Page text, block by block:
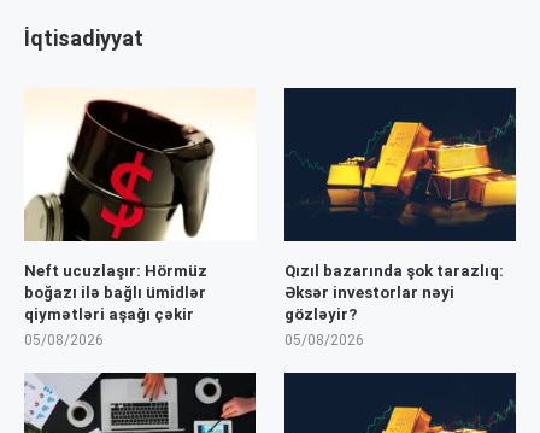
İqtisadiyyat
Neft ucuzlaşır: Hörmüz
boğazı ilə bağlı ümidlər
qiymətləri aşağı çəkir
05/08/2026
Qızıl bazarında şok tarazlıq:
Əksər investorlar nəyi
gözləyir?
05/08/2026